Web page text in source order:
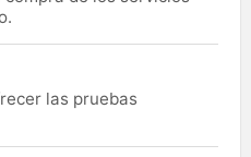
las pruebas